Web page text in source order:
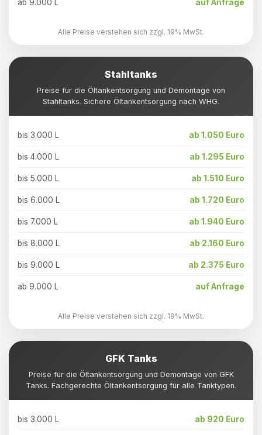
ab 9.000 L auf Anfrage
Alle Preise verstehen sich zzgl. 19% MwSt.
Stahltanks
Preise für die Öltankentsorgung und Demontage von
Stahltanks. Sichere Öltankentsorgung nach WHG.
bis 3.000 L ab 1.050 Euro
bis 4.000 L ab 1.295 Euro
bis 5.000 L ab 1.510 Euro
bis 6.000 L ab 1.720 Euro
bis 7.000 L ab 1.940 Euro
bis 8.000 L ab 2.160 Euro
bis 9.000 L ab 2.375 Euro
ab 9.000 L auf Anfrage
Alle Preise verstehen sich zzgl. 19% MwSt.
GFK Tanks
Preise für die Öltankentsorgung und Demontage von GFK
Tanks. Fachgerechte Öltankentsorgung für alle Tanktypen.
bis 3.000 L ab 920 Euro